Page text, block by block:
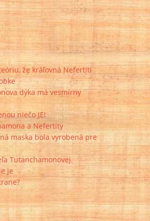
že kráľovná Nefertiti
dýka má vesmírny
niečo JE!
a Nefertity
maska bola vyrobená pre
Tutanchamonovej
je